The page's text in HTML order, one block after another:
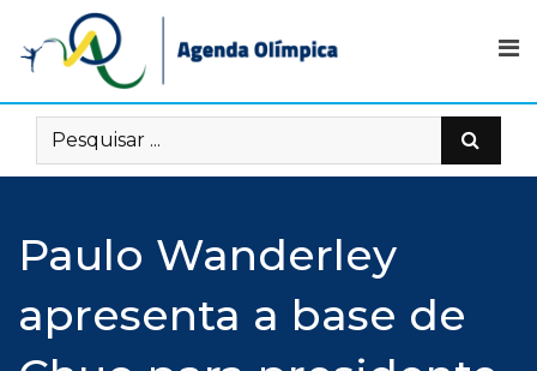
content
Paulo Wanderley
apresenta a base de